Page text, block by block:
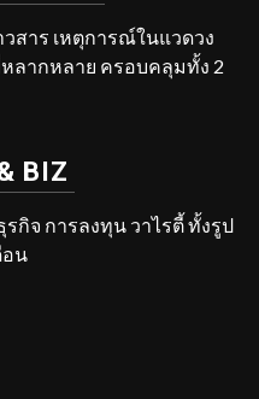
สาร เหตุการณ์ในแวดวง
ลากหลาย ครอบคลุมทั้ง 2
BIZ
กิจ การลงทุน วาไรตี้ ทั้งรูป
อน